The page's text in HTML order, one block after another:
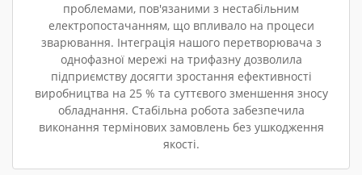
проблемами, пов'язаними з нестабільним
електропостачанням, що впливало на процеси
зварювання. Інтеграція нашого перетворювача з
однофазної мережі на трифазну дозволила
підприємству досягти зростання ефективності
виробництва на 25 % та суттєвого зменшення зносу
обладнання. Стабільна робота забезпечила
виконання термінових замовлень без ушкодження
якості.